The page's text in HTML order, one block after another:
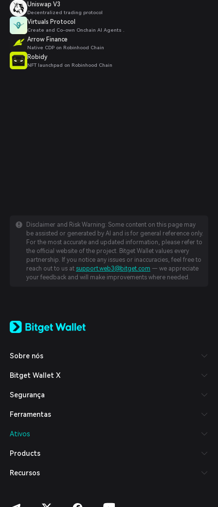
Uniswap V3
Decentralized trading protocol
Virtuals Protocol
Create and Co-own Onchain AI Agents .
Arrow Finance
Native CDP on Robinhood Chain
Robidy
NFT launchpad on Robinhood Chain
Disclaimer and Risk Warning: Some content on this page may
be assisted or generated by AI and is for general reference only.
For the most accurate and updated information, please refer to
the official website of the project. Bitget Wallet values every
partnership. If you notice any issues or inaccuracies, feel free to
reach out to us at support.web3@bitget.com — we appreciate
your feedback and will make improvements where needed.
日本語
Español (Latinoamérica)
Italiano
Deutsch
繁體中文
Bahasa Indonesia
हिन्दी
Sobre nós
Bitget Wallet X
Segurança
Ferramentas
Ativos
Products
Recursos